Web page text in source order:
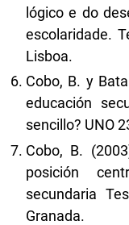
lógico e do
escolaridade.
Lisboa.
Cobo, B. y
educación
sencillo? UNO
Cobo, B.
posición
secundaria
Granada.